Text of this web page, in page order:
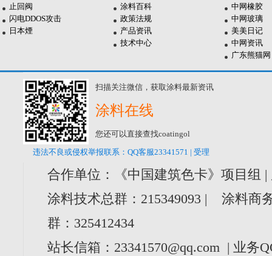
止回阀
闪电DDOS攻击
日本煙
涂料百科
政策法规
产品资讯
技术中心
中网橡胶
中网玻璃
美美日记
中网资讯
广东熊猫网
扫描关注微信，获取涂料最新资讯
涂料在线
您还可以直接查找coatingol
违法不良或侵权举报联系：QQ客服23341571 | 受理
合作单位：《中国建筑色卡》项目组
涂料技术总群：215349093 | 涂料商
群：325412434
站长信箱：23341570@qq.com | 业务